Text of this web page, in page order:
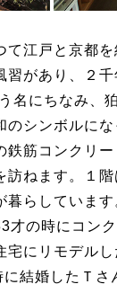
江戸と京都
があり、２
名にちなみ、
シンボルにな
筋コンクリ
ねます。１
らしていま
の時にコン
にリモデル
結婚したＴ